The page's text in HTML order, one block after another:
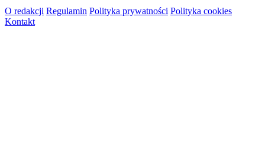
O redakcji Regulamin Polityka prywatności Polityka cookies
Kontakt